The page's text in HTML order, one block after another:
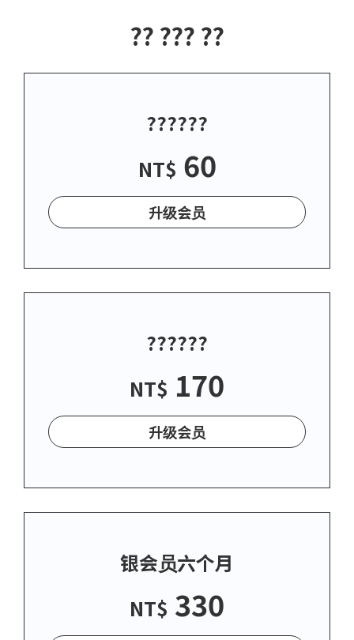
?? ??? ??
??????
NT$ 60
升级会员
??????
NT$ 170
升级会员
银会员六个月
NT$ 330